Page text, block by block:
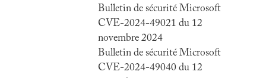
Bulletin de sécurité Microsoft
CVE-2024-49021 du 12
novembre 2024
Bulletin de sécurité Microsoft
CVE-2024-49040 du 12